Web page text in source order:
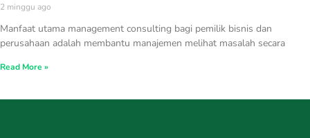
2 minggu ago
Manfaat utama management consulting bagi pemilik bisnis dan
perusahaan adalah membantu manajemen melihat masalah secara
Read More »